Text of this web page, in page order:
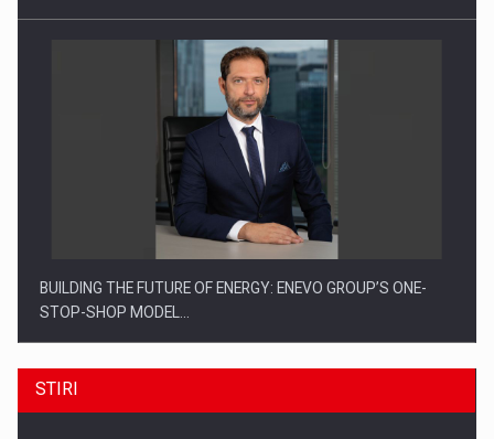
BUILDING THE FUTURE OF ENERGY: ENEVO GROUP’S ONE-
STOP-SHOP MODEL…
STIRI